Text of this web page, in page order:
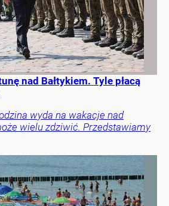
nad Bałtykiem. Tyle płacą
wyda na wakacje nad
wielu zdziwić. Przedstawiamy